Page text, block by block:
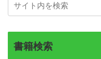
書籍検索